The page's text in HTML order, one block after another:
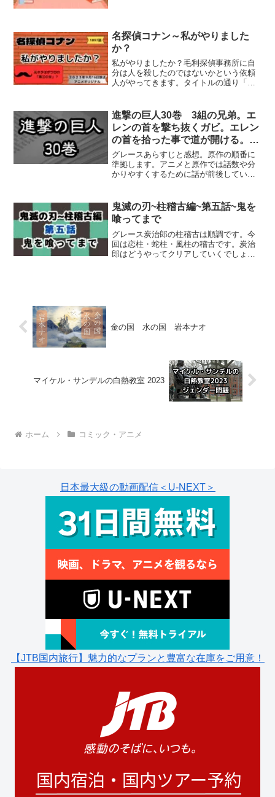
ーナーです。6編のスト...
名探偵コナン～私がやりました
か？
私がやりましたか？毛利探偵事務所に自
分は人を殺したのではないかという依頼
人がやってきます。タイトルの通り「私
と蘭はこの人の足跡をたどります。被害
者は独居老人。真実にたど...
進撃の巨人30巻 3組の兄弟。エ
レンの首を撃ち抜くガビ。エレン
の首を拾った事で道が開ける。グ
リシャの行動はエレンの指示。始
祖ユミルの巨人化は虫との接触？
二千年前からユミルが待っていた
グレースあらすじと感想。原作の順番に
準拠します。アニメと原作では話数や分
かりやすくするために話が前後している
解説と感想を加えて書いていきます。多
角的に読まれることも多い...
鬼滅の刃~柱稽古編~第五話~鬼を
喰ってまで
グレース炭治郎の柱稽古は順調です。今
回は恋柱・蛇柱・風柱の稽古です。炭治
郎はどうやってクリアしていくでしょ
金の国 水の国 岩本ナオ
マイケル・サンデルの白熱教室 2023
ホーム コミック・アニメ
日本最大級の動画配信＜U-NEXT＞
【JTB国内旅行】魅力的なプランと豊富な在庫をご用意！